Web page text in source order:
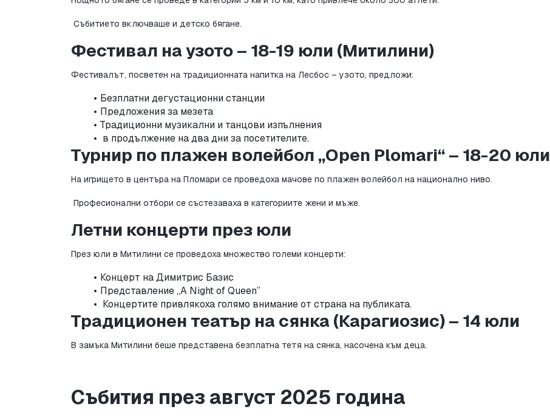
Събитието включваше и детско бягане.
Фестивал на узото – 18-19 юли (Митилини)
Фестивалът, посветен на традиционната напитка на Лесбос – узото, предложи:
Безплатни дегустационни станции
Предложения за мезета
Традиционни музикални и танцови изпълнения
в продължение на два дни за посетителите.
Турнир по плажен волейбол „Open Plomari“ – 18-20 юли
На игрището в центъра на Пломари се проведоха мачове по плажен волейбол на национално ниво.
Професионални отбори се състезаваха в категориите жени и мъже.
Летни концерти през юли
През юли в Митилини се проведоха множество големи концерти:
Концерт на Димитрис Базис
Представление „A Night of Queen”
Концертите привлякоха голямо внимание от страна на публиката.
Традиционен театър на сянка (Карагиозис) – 14 юли
В замъка Митилини беше представена безплатна тетя на сянка, насочена към деца.
Събития през август 2025 година